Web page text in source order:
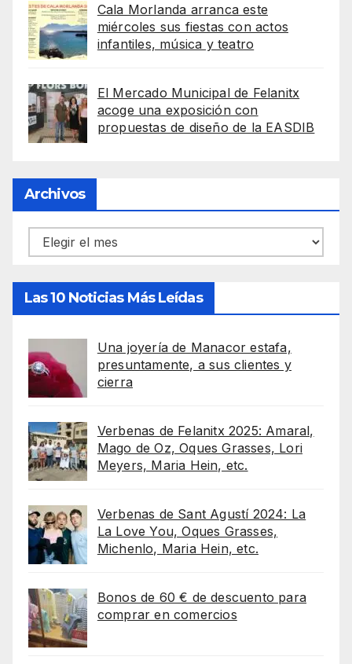
Cala Morlanda arranca este
miércoles sus fiestas con actos
infantiles, música y teatro
El Mercado Municipal de Felanitx
acoge una exposición con
propuestas de diseño de la EASDIB
Archivos
Archivos
Las 10 Noticias Más Leídas
Una joyería de Manacor estafa,
presuntamente, a sus clientes y
cierra
Verbenas de Felanitx 2025: Amaral,
Mago de Oz, Oques Grasses, Lori
Meyers, Maria Hein, etc.
Verbenas de Sant Agustí 2024: La
La Love You, Oques Grasses,
Michenlo, Maria Hein, etc.
Bonos de 60 € de descuento para
comprar en comercios